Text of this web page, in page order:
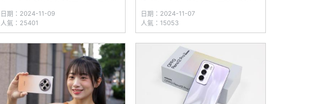
過，先前曾透露 OPPO Reno13 系列發表
時間及新機規格的微博用戶「數碼閒聊
站」，近日指出 Reno
日期：2024-11-09
人氣：25401
能引人注目；同時配備 AI 橡皮擦、AI 寫
真館等智慧功能，加上 5,000 萬畫素主鏡
頭與 45W 快充
日期：2024-11-07
人氣：15053